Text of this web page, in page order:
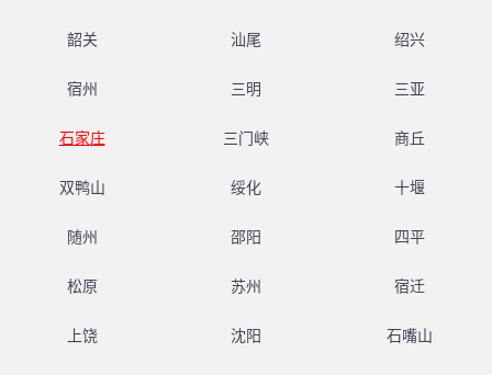
韶关 汕尾 绍兴
宿州 三明 三亚
石家庄 三门峡 商丘
双鸭山 绥化 十堰
随州 邵阳 四平
松原 苏州 宿迁
上饶 沈阳 石嘴山